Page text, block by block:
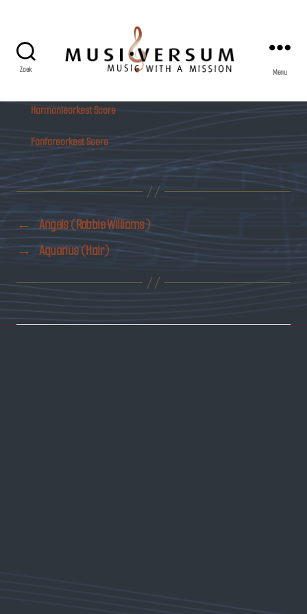
Zoek Menu
Harmonieorkest Score
Fanfareorkest Score
← Angels (Robbie Williams)
→ Aquarius (Hair)